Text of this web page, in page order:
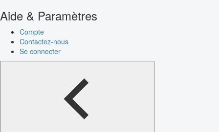
Aide & Paramètres
Compte
Contactez-nous
Se connecter